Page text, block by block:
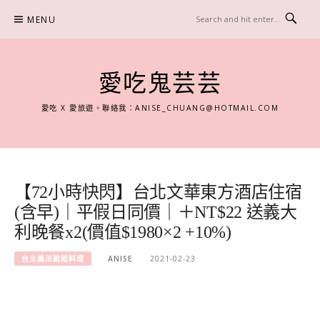
content
MENU
愛吃鬼芸芸
愛吃 X 愛旅遊。聯絡我：ANISE_CHUANG@HOTMAIL.COM
【72小時快閃】台北文華東方酒店住宿
(含早)｜平假日同價｜＋NT$22 送義大
利晚餐x2(價值$1980×2 +10%)
台北義法歐陸料理 ANISE 2021-02-23